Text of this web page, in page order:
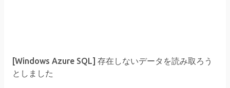
[Windows Azure SQL] 存在しないデータを読み取ろう
としました